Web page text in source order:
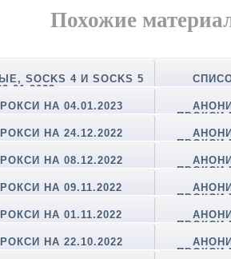
Похожие
SOCKS 4 И SOCKS 5
НА 04.01.2023
ПРОКСИ
НА 24.12.2022
ПРОКСИ
НА 08.12.2022
ПРОКСИ
НА 09.11.2022
ПРОКСИ
НА 01.11.2022
ПРОКСИ
НА 22.10.2022
ПРОКСИ